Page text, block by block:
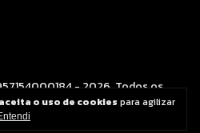
o uso de cookies para agilizar
- 2026. Todos os